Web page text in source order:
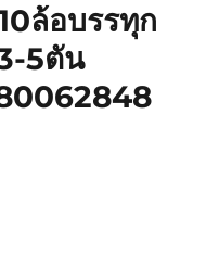
ล้อบรรทุก
5ตัน